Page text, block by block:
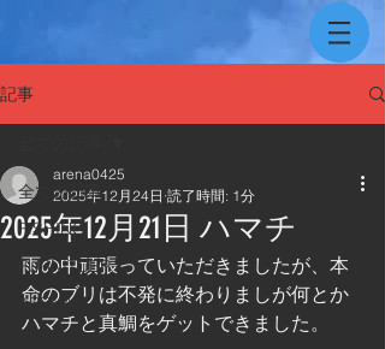
記事
全ての記事
FISHING
FURNITUER
ARENA
2025年12月21日 ハマチ
arena0425
2025年12月24日 読了時間: 1分
雨の中頑張っていただきましたが、本
命のブリは不発に終わりましが何とか
ハマチと真鯛をゲットできました。